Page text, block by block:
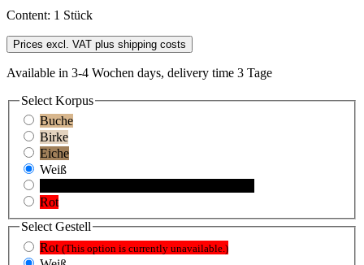
Content: 1 Stück
Prices excl. VAT plus shipping costs
Available in 3-4 Wochen days, delivery time 3 Tage
Select Korpus
Buche
Birke
Eiche
Weiß
Rot
SelectGestell
Rot (This option is currently unavailable.)